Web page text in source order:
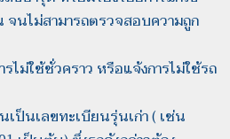
นไม่สามารถตรวจสอบความถูก
รไม่ใช้ชั่วคราว หรือแจ้งการไม่ใช้รถ
เป็นเลขทะเบียนรุ่นเก่า ( เช่น